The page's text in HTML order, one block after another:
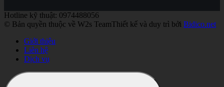
Hotline kỹ thuật: 0974488056
© Bản quyền thuộc về W2s TeamThiết kế và duy trì bởi Bidico.net
Giới thiệu
Liên hệ
Dịch vụ